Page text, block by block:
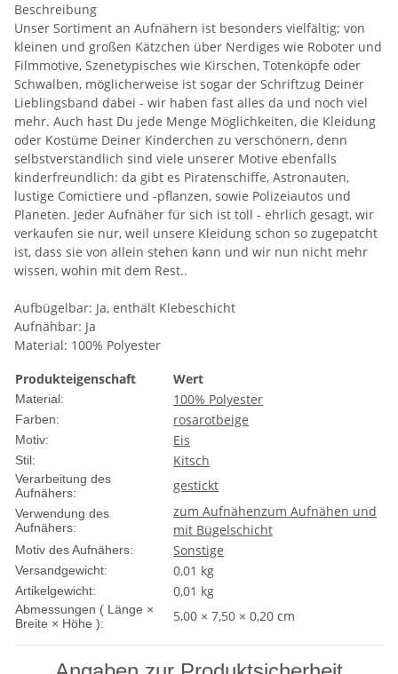
Beschreibung
Unser Sortiment an Aufnähern ist besonders vielfältig; von
kleinen und großen Kätzchen über Nerdiges wie Roboter und
Filmmotive, Szenetypisches wie Kirschen, Totenköpfe oder
Schwalben, möglicherweise ist sogar der Schriftzug Deiner
Lieblingsband dabei - wir haben fast alles da und noch viel
mehr. Auch hast Du jede Menge Möglichkeiten, die Kleidung
oder Kostüme Deiner Kinderchen zu verschönern, denn
selbstverständlich sind viele unserer Motive ebenfalls
kinderfreundlich: da gibt es Piratenschiffe, Astronauten,
lustige Comictiere und -pflanzen, sowie Polizeiautos und
Planeten. Jeder Aufnäher für sich ist toll - ehrlich gesagt, wir
verkaufen sie nur, weil unsere Kleidung schon so zugepatcht
ist, dass sie von allein stehen kann und wir nun nicht mehr
wissen, wohin mit dem Rest..
Aufbügelbar: Ja, enthält Klebeschicht
Aufnähbar: Ja
Material: 100% Polyester
Produkteigenschaft
Wert
Material: 100% Polyester
Farben: rosarotbeige
Motiv: Eis
Stil: Kitsch
Verarbeitung des
Aufnähers:
gestickt
Verwendung des
Aufnähers:
zum Aufnähenzum Aufnähen und
mit Bügelschicht
Motiv des Aufnähers: Sonstige
Versandgewicht: 0,01 kg
Artikelgewicht: 0,01 kg
Abmessungen ( Länge ×
Breite × Höhe ):
5,00 × 7,50 × 0,20 cm